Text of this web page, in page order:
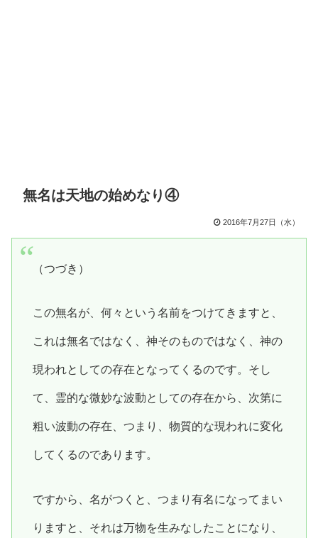
無名は天地の始めなり④
2016年7月27日（水）
（つづき）
この無名が、何々という名前をつけてきますと、
これは無名ではなく、神そのものではなく、神の
現われとしての存在となってくるのです。そし
て、霊的な微妙な波動としての存在から、次第に
粗い波動の存在、つまり、物質的な現われに変化
してくるのであります。
ですから、名がつくと、つまり有名になってまい
りますと、それは万物を生みなしたことになり、